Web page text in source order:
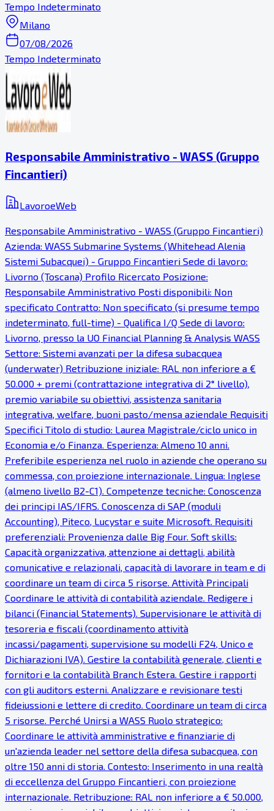
Tempo Indeterminato
Milano
07/08/2026
Tempo Indeterminato
Responsabile Amministrativo - WASS (Gruppo
Fincantieri)
LavoroeWeb
Responsabile Amministrativo - WASS (Gruppo Fincantieri)
Azienda: WASS Submarine Systems (Whitehead Alenia
Sistemi Subacquei) - Gruppo Fincantieri Sede di lavoro:
Livorno (Toscana) Profilo Ricercato Posizione:
Responsabile Amministrativo Posti disponibili: Non
specificato Contratto: Non specificato (si presume tempo
indeterminato, full-time) - Qualifica I/Q Sede di lavoro:
Livorno, presso la UO Financial Planning & Analysis WASS
Settore: Sistemi avanzati per la difesa subacquea
(underwater) Retribuzione iniziale: RAL non inferiore a €
50.000 + premi (contrattazione integrativa di 2° livello),
premio variabile su obiettivi, assistenza sanitaria
integrativa, welfare, buoni pasto/mensa aziendale Requisiti
Specifici Titolo di studio: Laurea Magistrale/ciclo unico in
Economia e/o Finanza. Esperienza: Almeno 10 anni.
Preferibile esperienza nel ruolo in aziende che operano su
commessa, con proiezione internazionale. Lingua: Inglese
(almeno livello B2-C1). Competenze tecniche: Conoscenza
dei principi IAS/IFRS. Conoscenza di SAP (moduli
Accounting), Piteco, Lucystar e suite Microsoft. Requisiti
preferenziali: Provenienza dalle Big Four. Soft skills:
Capacità organizzativa, attenzione ai dettagli, abilità
comunicative e relazionali, capacità di lavorare in team e di
coordinare un team di circa 5 risorse. Attività Principali
Coordinare le attività di contabilità aziendale. Redigere i
bilanci (Financial Statements). Supervisionare le attività di
tesoreria e fiscali (coordinamento attività
incassi/pagamenti, supervisione su modelli F24, Unico e
Dichiarazioni IVA). Gestire la contabilità generale, clienti e
fornitori e la contabilità Branch Estera. Gestire i rapporti
con gli auditors esterni. Analizzare e revisionare testi
fideiussioni e lettere di credito. Coordinare un team di circa
5 risorse. Perché Unirsi a WASS Ruolo strategico:
Coordinare le attività amministrative e finanziarie di
un'azienda leader nel settore della difesa subacquea, con
oltre 150 anni di storia. Contesto: Inserimento in una realtà
di eccellenza del Gruppo Fincantieri, con proiezione
internazionale. Retribuzione: RAL non inferiore a € 50.000,